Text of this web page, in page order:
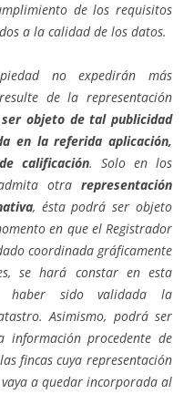
de los requisitos
a la calidad de los datos.
no expedirán más
de la representación
objeto de tal publicidad
en la referida aplicación,
calificación. Solo en los
otra representación
, ésta podrá ser objeto
en que el Registrador
coordinada gráficamente
se hará constar en esta
sido validada la
Asimismo, podrá ser
procedente de
fincas cuya representación
a quedar incorporada al